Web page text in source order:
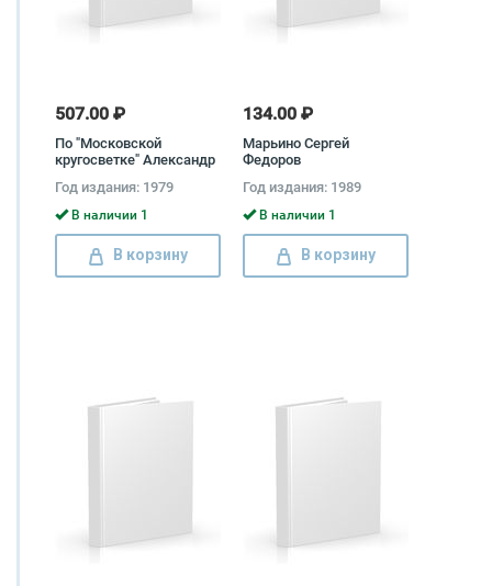
507.00 ₽
По "Московской
кругосветке" Александр
Юрий Шабуров
Год издания: 1979
В наличии 1
В корзину
134.00 ₽
Марьино Сергей
Федоров
Год издания: 1989
В наличии 1
В корзину